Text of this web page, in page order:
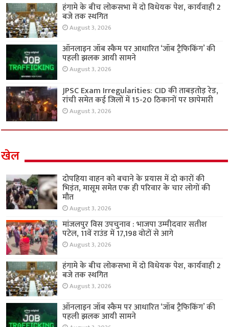
हंगामे के बीच लोकसभा में दो विधेयक पेश, कार्यवाही 2
बजे तक स्थगित
August 3, 2026
ऑनलाइन जॉब स्कैम पर आधारित ‘जॉब ट्रैफिकिंग’ की
पहली झलक आयी सामने
August 3, 2026
JPSC Exam Irregularities: CID की ताबड़तोड़ रेड,
रांची समेत कई जिलों में 15-20 ठिकानों पर छापेमारी
August 3, 2026
खेल
दोपहिया वाहन को बचाने के प्रयास में दो कारों की
भिड़ंत, मासूम समेत एक ही परिवार के चार लोगों की
मौत
August 3, 2026
मांजलपुर विस उपचुनाव : भाजपा उम्मीदवार सतीश
पटेल, 11वें राउंड में 17,198 वोटों से आगे
August 3, 2026
हंगामे के बीच लोकसभा में दो विधेयक पेश, कार्यवाही 2
बजे तक स्थगित
August 3, 2026
ऑनलाइन जॉब स्कैम पर आधारित ‘जॉब ट्रैफिकिंग’ की
पहली झलक आयी सामने